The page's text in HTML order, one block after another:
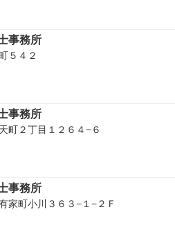
事務所
５４２
事務所
町２丁目１２６４−６
事務所
家町小川３６３−１−２Ｆ